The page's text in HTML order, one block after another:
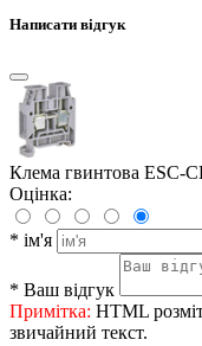
Написати відгук
Клема гвинтова ESC-
Оцінка:
* ім'я
* Ваш відгук
Примітка: HTML
звичайний текст.